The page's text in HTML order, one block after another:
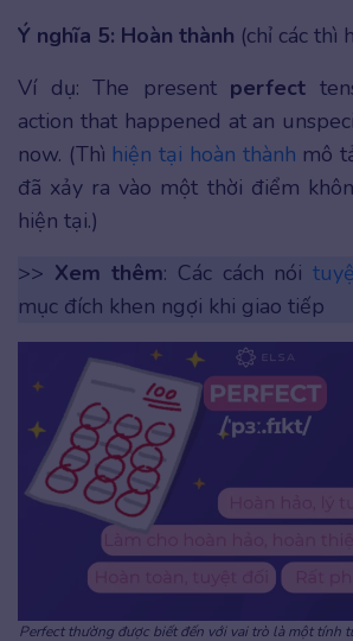
Ý nghĩa 5: Hoàn thành (chỉ các thì
Ví dụ: The present perfect
action that happened at an
now. (Thì hiện tại hoàn thành mô
đã xảy ra vào một thời điểm
hiện tại.)
>> Xem thêm: Các cách nói
mục đích khen ngợi khi giao tiếp
Perfect thường được biết đến với vai trò là một tính